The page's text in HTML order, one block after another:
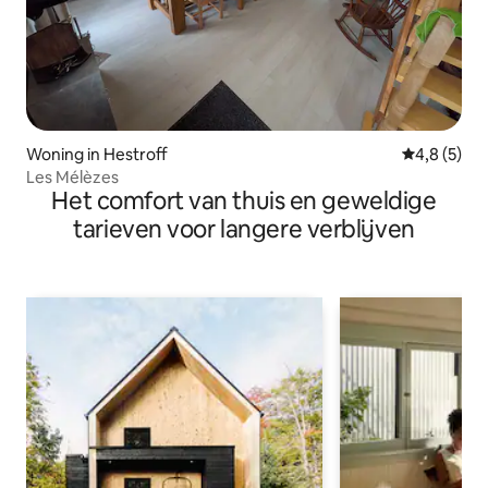
Woning in Hestroff
4,8 (5)
Les Mélèzes
Het comfort van thuis en geweldige
tarieven voor langere verblijven